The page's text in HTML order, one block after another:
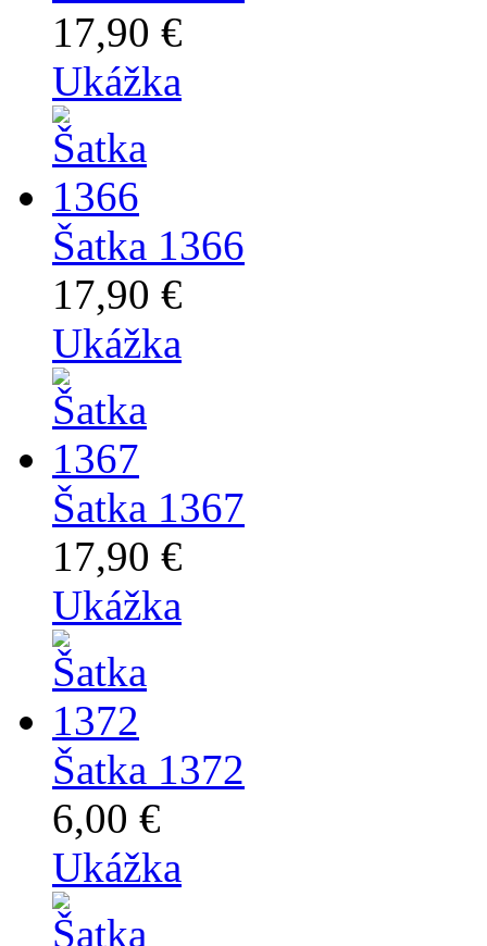
17,90 €
Ukážka
Šatka 1366
17,90 €
Ukážka
Šatka 1367
17,90 €
Ukážka
Šatka 1372
6,00 €
Ukážka